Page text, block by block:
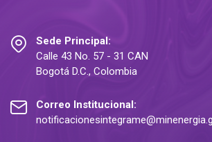
Sede Principal:
Calle 43 No. 57 - 31 CAN
Bogotá D.C., Colombia
Correo Institucional: